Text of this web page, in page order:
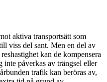
aktiva transportsätt som
viss del sant. Men en del av
kan de kompensera
påverkas av trängsel eller
trafik kan beröras av,